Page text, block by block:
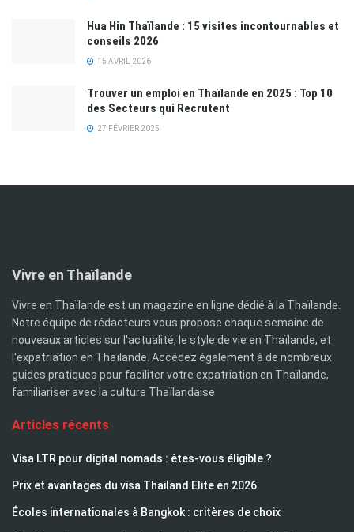
Hua Hin Thaïlande : 15 visites incontournables et
conseils 2026
15 AVRIL 2026
Trouver un emploi en Thaïlande en 2025 : Top 10
des Secteurs qui Recrutent
27 FÉVRIER 2025
Vivre en Thaïlande
Vivre en Thaïlande est un magazine en ligne dédié à la Thaïlande.
Notre équipe de rédacteurs vous propose chaque semaine de
nouveaux articles sur l'actualité, le style de vie en Thaïlande, et
l'expatriation en Thaïlande. Accédez également à de nombreux
guides pratiques pour faciliter votre expatriation en Thaïlande,
familiariser avec la culture Thaïlandaise
Articles récents
Visa LTR pour digital nomads : êtes-vous éligible ?
Prix et avantages du visa Thailand Elite en 2026
Écoles internationales à Bangkok : critères de choix